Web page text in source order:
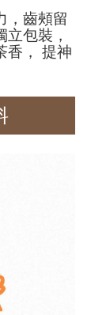
，齒頰留
包裝，
香， 提神